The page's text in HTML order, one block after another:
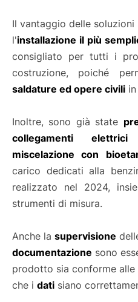
Il vantaggio delle
l'installazione il più
consigliato per tutti i
costruzione, poiché
saldature ed opere civili
Inoltre, sono già state
collegamenti elettrici
miscelazione con
carico dedicati alla
realizzato nel 2024,
strumenti di misura.
Anche la supervisione
documentazione sono
prodotto sia conforme alle
che i dati siano